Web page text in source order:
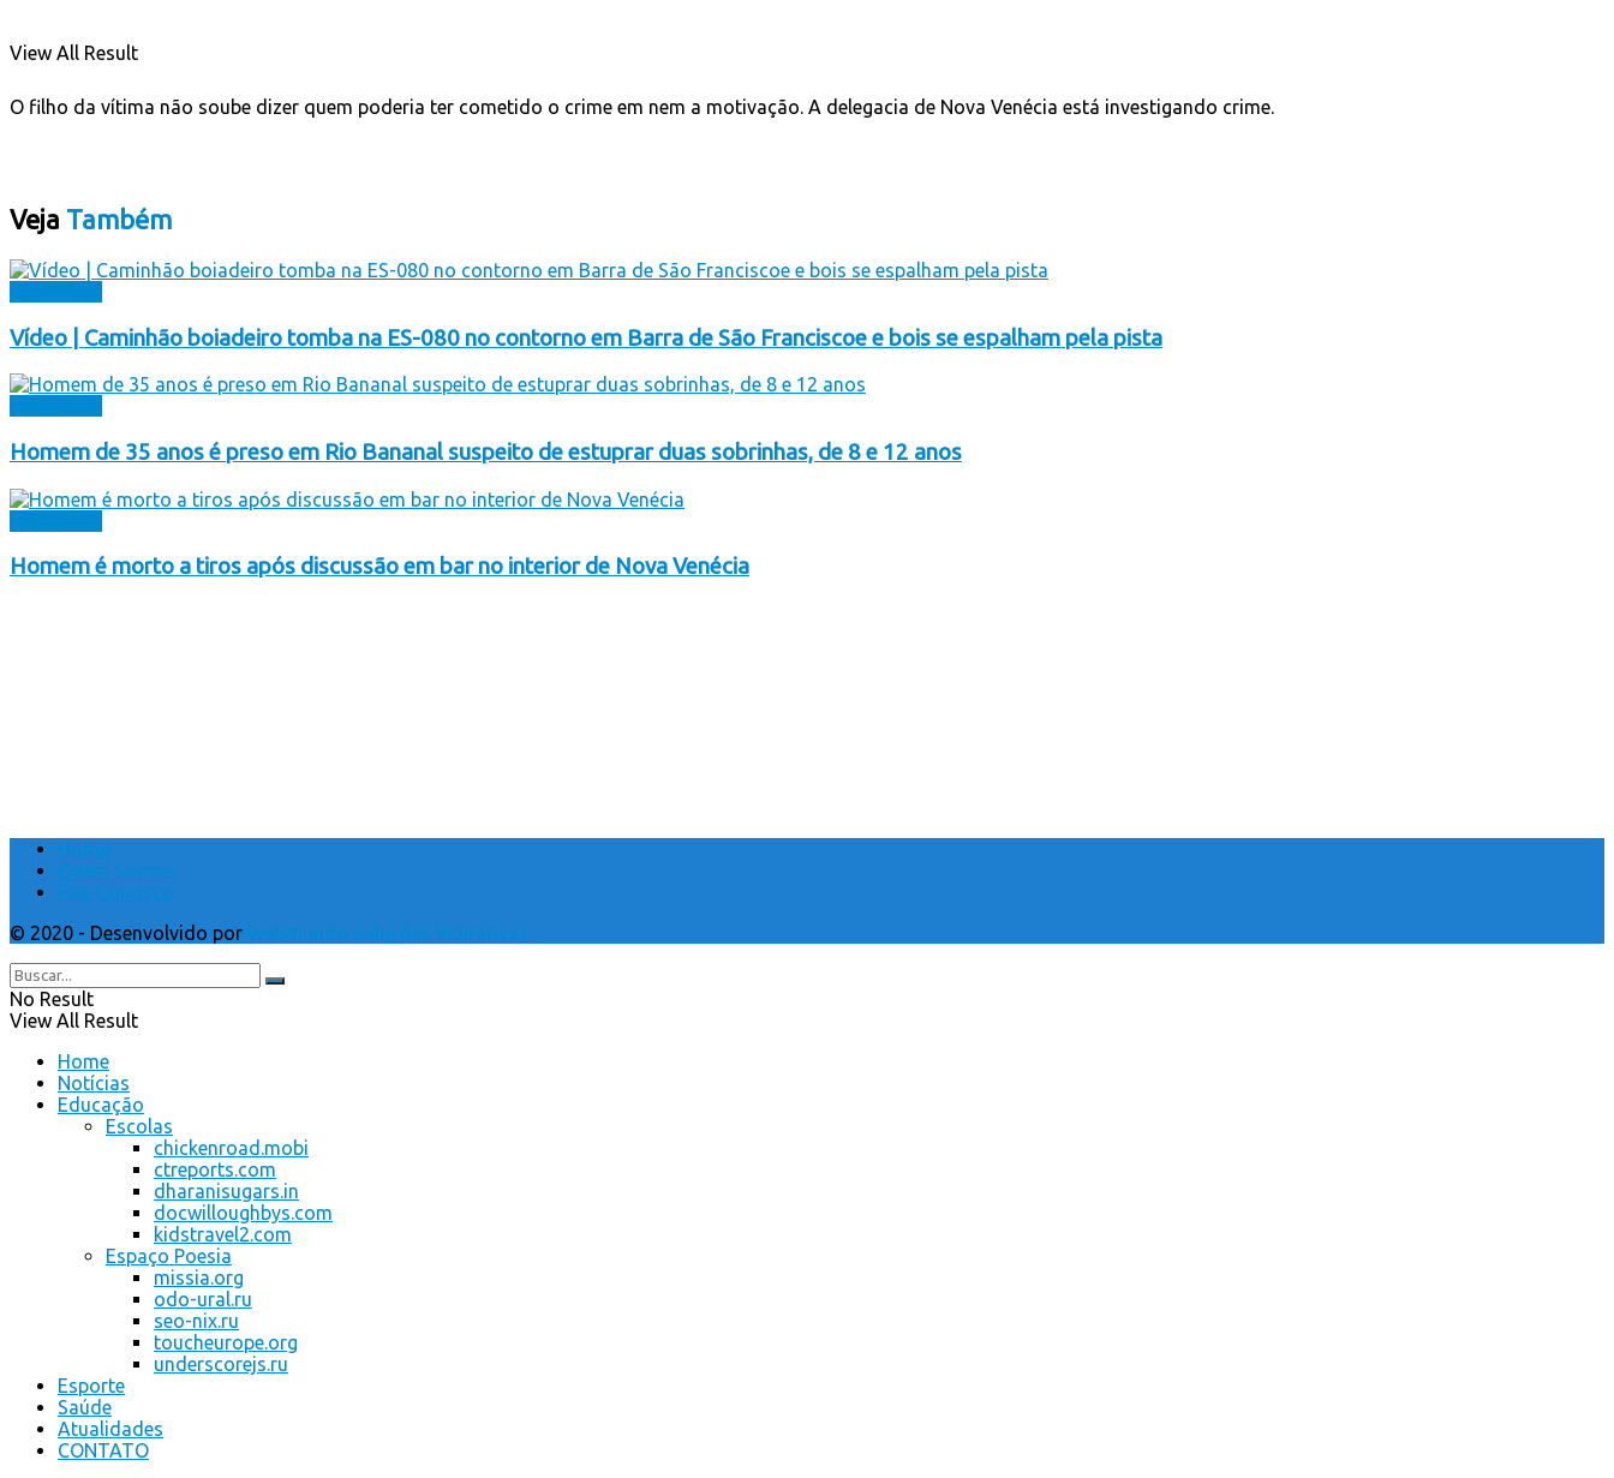
View All Result
O filho da vítima não soube dizer quem poderia ter cometido o crime em nem a motivação. A delegacia de Nova Venécia está investigando crime.
Veja Também
Vídeo | Caminhão boiadeiro tomba na ES-080 no contorno em Barra de São Franciscoe e bois se espalham pela pista
Homem de 35 anos é preso em Rio Bananal suspeito de estuprar duas sobrinhas, de 8 e 12 anos
Homem é morto a tiros após discussão em bar no interior de Nova Venécia
Home
Quem Somos
Fale Conosco
© 2020 - Desenvolvido por Webmundo soluções Interativas
No Result
View All Result
Home
Notícias
Educação
Escolas
chickenroad.mobi
ctreports.com
dharanisugars.in
docwilloughbys.com
kidstravel2.com
Espaço Poesia
missia.org
odo-ural.ru
seo-nix.ru
toucheurope.org
underscorejs.ru
Esporte
Saúde
Atualidades
CONTATO